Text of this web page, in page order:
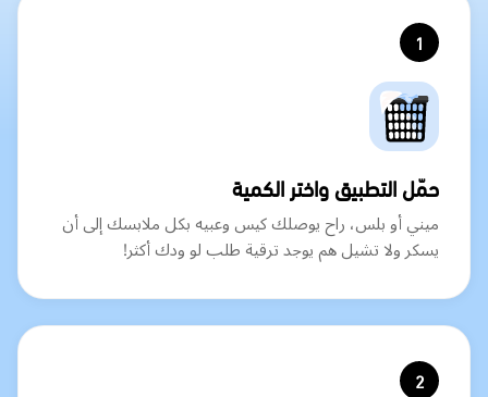
1
حمّل التطبيق واختر الكمية
ميني أو بلس، راح يوصلك كيس وعبيه بكل ملابسك إلى أن
يسكر ولا تشيل هم يوجد ترقية طلب لو ودك أكثر!
2